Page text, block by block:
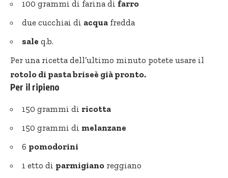
100 grammi di farina di farro
due cucchiai di acqua fredda
sale q.b.
Per una ricetta dell’ultimo minuto potete usare il
rotolo di pasta briseè già pronto.
Per il ripieno
150 grammi di ricotta
150 grammi di melanzane
6 pomodorini
1 etto di parmigiano reggiano